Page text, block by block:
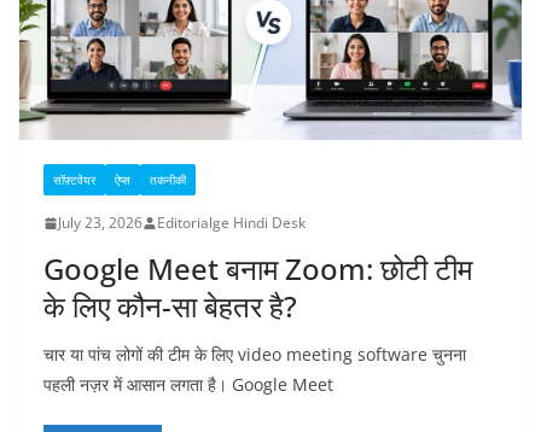
सॉफ़्टवेयर ऐप्स तकनीकी
July 23, 2026 Editorialge Hindi Desk
Google Meet बनाम Zoom: छोटी टीम
के लिए कौन-सा बेहतर है?
चार या पांच लोगों की टीम के लिए video meeting software चुनना
पहली नज़र में आसान लगता है। Google Meet